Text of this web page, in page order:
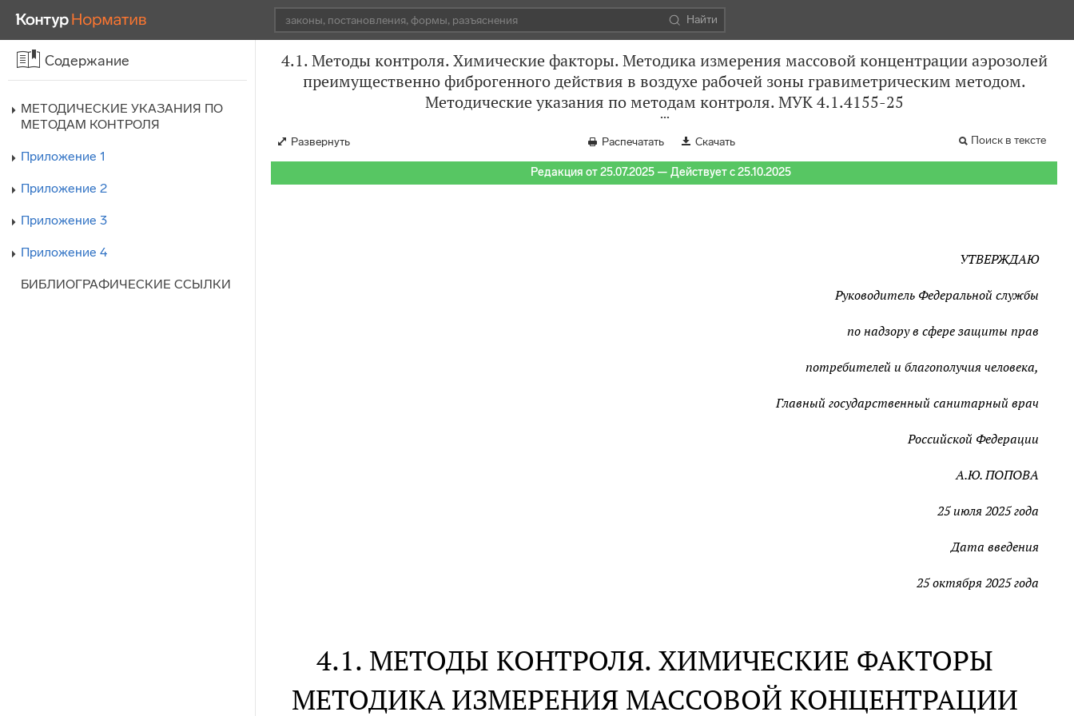
Найти
Содержание
МЕТОДИЧЕСКИЕ УКАЗАНИЯ ПО
МЕТОДАМ КОНТРОЛЯ
Приложение 1
Приложение 2
Приложение 3
Приложение 4
БИБЛИОГРАФИЧЕСКИЕ ССЫЛКИ
4.1. Методы контроля. Химические факторы. Методика измерения массовой концентрации аэрозолей
преимущественно фиброгенного действия в воздухе рабочей зоны гравиметрическим методом.
Методические указания по методам контроля. МУК 4.1.4155-25
Развернуть Распечатать Скачать Поиск в тексте
Редакция от 25.07.2025 — Действует с 25.10.2025
УТВЕРЖДАЮ
Руководитель Федеральной службы
по надзору в сфере защиты прав
потребителей и благополучия человека,
Главный государственный санитарный врач
Российской Федерации
А.Ю. ПОПОВА
25 июля 2025 года
Дата введения
25 октября 2025 года
4.1. МЕТОДЫ КОНТРОЛЯ. ХИМИЧЕСКИЕ ФАКТОРЫ
МЕТОДИКА ИЗМЕРЕНИЯ МАССОВОЙ КОНЦЕНТРАЦИИ